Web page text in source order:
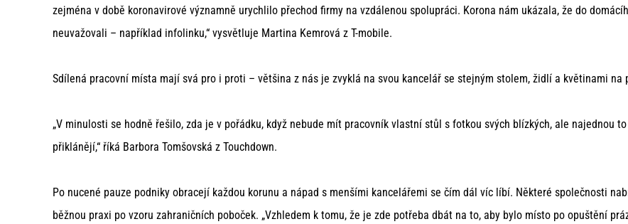
zejména v době koronavirové významně urychlilo přechod firmy na vzdálenou spolupráci. Korona nám ukázala, že do
neuvažovali – například infolinku,“ vysvětluje Martina Kemrová z T-mobile.
Sdílená pracovní místa mají svá pro i proti – většina z nás je zvyklá na svou kancelář se stejným stolem, židlí a květinami
„V minulosti se hodně řešilo, zda je v pořádku, když nebude mít pracovník vlastní stůl s fotkou svých blízkých, ale najednou
přiklánějí,“ říká Barbora Tomšovská z Touchdown.
Po nucené pauze podniky obracejí každou korunu a nápad s menšími kancelářemi se čím dál víc líbí. Některé společnosti
běžnou praxi po vzoru zahraničních poboček. „Vzhledem k tomu, že je zde potřeba dbát na to, aby bylo místo po opuštění